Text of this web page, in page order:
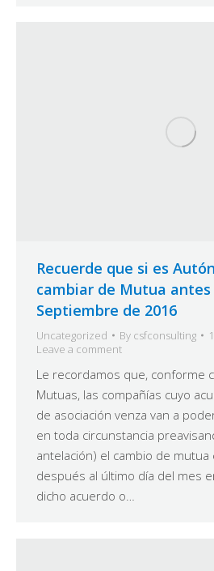
Recuerde que si es
cambiar de Mutua antes
Septiembre de 2016
Uncategorized By csfconsulting
Leave a comment
Le recordamos que, conforme
Mutuas, las compañías cuyo
de asociación venza van a
en toda circunstancia
antelación) el cambio de
después al último día del mes
dicho acuerdo o…